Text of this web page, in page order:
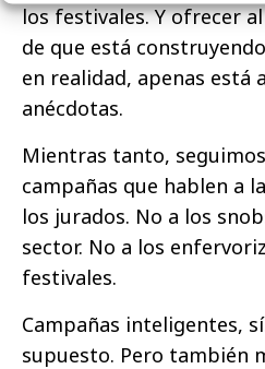
los festivales. Y ofrecer
de que está
en realidad, apenas está
anécdotas.
Mientras tanto,
campañas que hablen a
los jurados. No a los
sector. No a los
festivales.
Campañas inteligentes,
supuesto. Pero también